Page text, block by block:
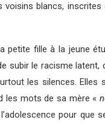
voisins blancs,
petite fille à la jeune
subir le racisme latent,
les silences. Elles
les mots de sa mère «
pour que